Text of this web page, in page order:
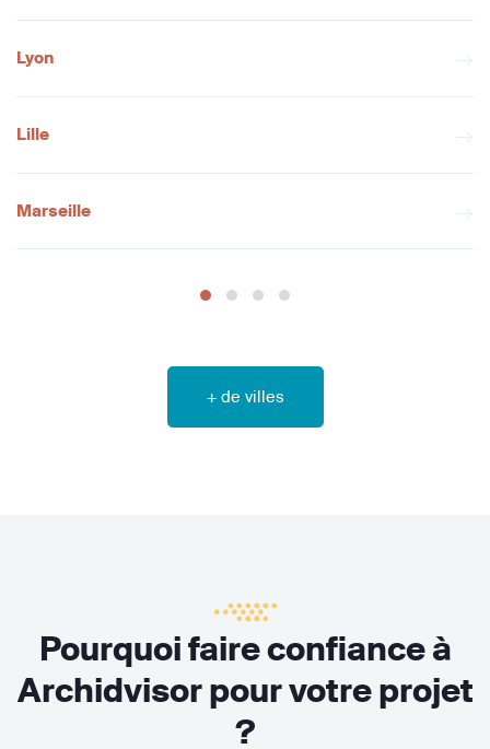
Lyon
Lille
Marseille
+ de villes
Pourquoi faire confiance à
Archidvisor pour votre projet
?